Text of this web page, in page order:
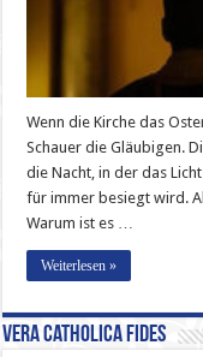
Wenn die Kirche das
Schauer die Gläubigen.
die Nacht, in der das
für immer besiegt wird.
Warum ist es …
Weiterlesen »
Vera Catholica Fides